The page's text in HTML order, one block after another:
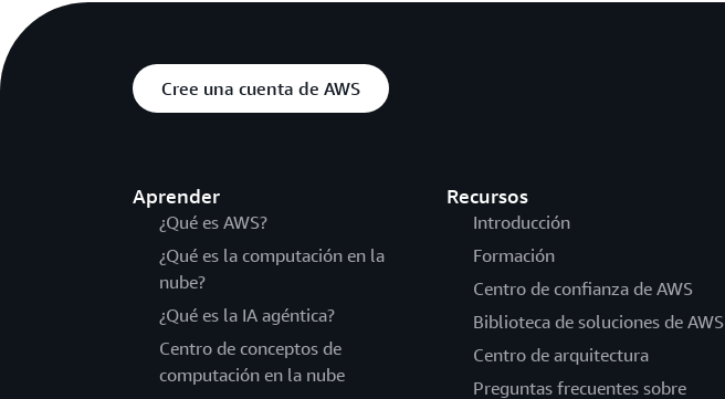
Cree una cuenta de AWS
Aprender
¿Qué es AWS?
¿Qué es la computación en la
nube?
¿Qué es la IA agéntica?
Centro de conceptos de
computación en la nube
Recursos
Introducción
Formación
Centro de confianza de AWS
Biblioteca de soluciones de AWS
Centro de arquitectura
Preguntas frecuentes sobre